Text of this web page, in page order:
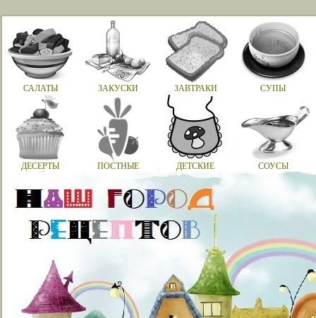
САЛАТЫ ЗАКУСКИ ЗАВТРАКИ СУПЫ
ДЕСЕРТЫ ПОСТНЫЕ ДЕТСКИЕ СОУСЫ